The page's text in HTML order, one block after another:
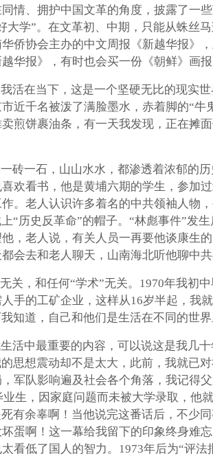
情、拥护中国文革的角度，披露了一
大学”。在文革初、中期，只能从蛛丝
侨协会主办的中文周报《新越华报》
华报》，有时也会买一份《朝鲜》画
活在当下，这是一个坚硬无比的现实
近千名被泼了满脸墨水，赤着脚的“
煎饼裹油条，有一天我发现，正在摊
砖一石，山山水水，都渗透着浓郁的
欢看书，他是黄埔六期的学生，参加
。老人认识许多着名的中共领袖人物
“历史反革命”的帽子。“林彪事件”
，老人说，有关人员一再要他谈康生
会去和老人聊天，山南海北听他聊中
关，和任何“学术”无关。1970年我初
手的工矿企业，这样从16岁半起，我
知道，自己和他们是生活在不同的世界
活中最重要的内容，可以说这是我几
思想震动却不是太大，此前，我就已
军队影响遍及社会各个角落，我记得
生，因家庭问题而未被大学录取，
有余辜啊！当他说完这番话后，不少
蛋啊！这一幕给我留下的印象终身难
看低了国人的智力。1973年后为“评